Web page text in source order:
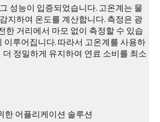
성능이 입증되었습니다. 고온계는 물
지하여 온도를 계산합니다. 측정은 광
한 거리에서 마모 없이 측정할 수 있습
이루어집니다. 따라서 고온계를 사용하
정밀하게 유지하여 연료 소비를 최소
한 어플리케이션 솔루션